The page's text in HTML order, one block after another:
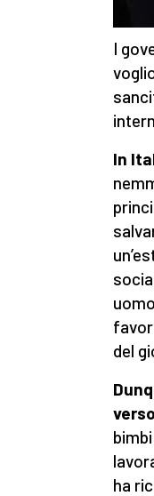
I
In
del
ha